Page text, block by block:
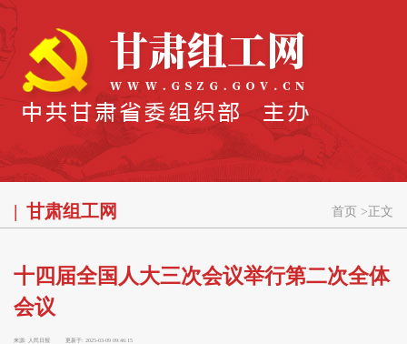
甘肃组工网 首页 > 正文
十四届全国人大三次会议举行第二次全体
会议
来源: 人民日报 更新于: 2025-03-09 09:46:15